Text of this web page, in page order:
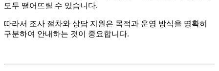
모두 떨어뜨릴 수 있습니다.
따라서 조사 절차와 상담 지원은 목적과 운영 방식을 명확히
구분하여 안내하는 것이 중요합니다.